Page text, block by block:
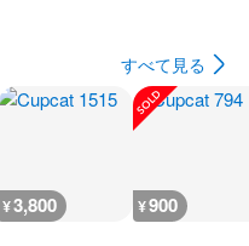
すべて見る
¥3,800 ¥900